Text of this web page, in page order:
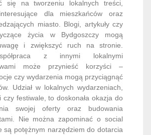
się na tworzeniu lokalnych treści,
dla mieszkańców oraz
miasto. Blogi, artykuły czy
życia w Bydgoszczy mogą
i zwiększyć ruch na stronie.
z innymi lokalnymi
może przynieść korzyści –
czy wydarzenia mogą przyciągnąć
Udział w lokalnych wydarzeniach,
festiwale, to doskonała okazja do
swojej oferty oraz budowania
Nie można zapominać o social
są potężnym narzędziem do dotarcia